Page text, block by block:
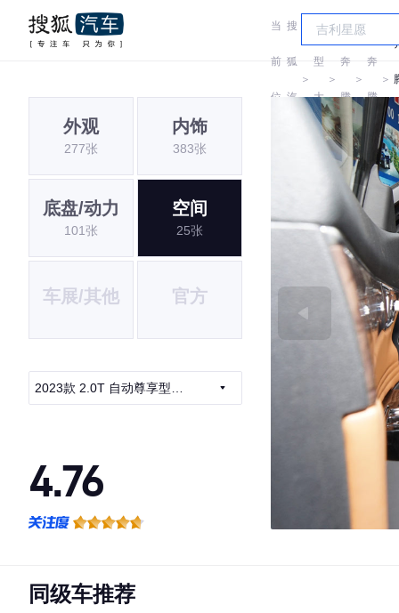
当
前
位
搜
狐
汽
＞
车
型
大
全
＞
奔
腾
＞
奔
腾
＞
外观
277张
内饰
383张
底盘/动力
101张
空间
25张
车展/其他 官方
2023款 2.0T 自动尊享型
4.76
·空间表现较为优秀，优于74%同级车
同级车推荐